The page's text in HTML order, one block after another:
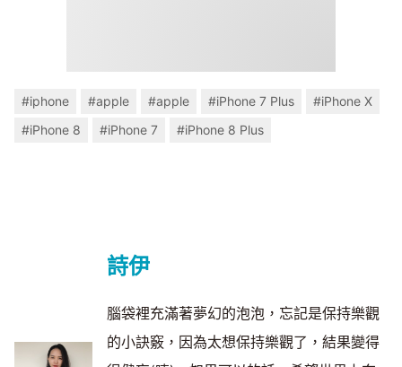
#iphone #apple #apple #iPhone 7 Plus
#iPhone X
#iPhone 8
#iPhone 7 #iPhone 8 Plus
詩伊
腦袋裡充滿著夢幻的泡泡，忘記是保持樂觀
的小訣竅，因為太想保持樂觀了，結果變得